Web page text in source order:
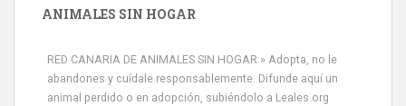
ANIMALES SIN HOGAR
RED CANARIA DE ANIMALES SIN HOGAR » Adopta, no le
abandones y cuídale responsablemente. Difunde aquí un
animal perdido o en adopción, subiéndolo a Leales.org